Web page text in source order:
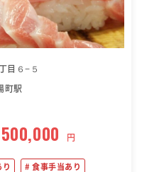
目６−５
町駅
500,000 円
り 食事手当あり